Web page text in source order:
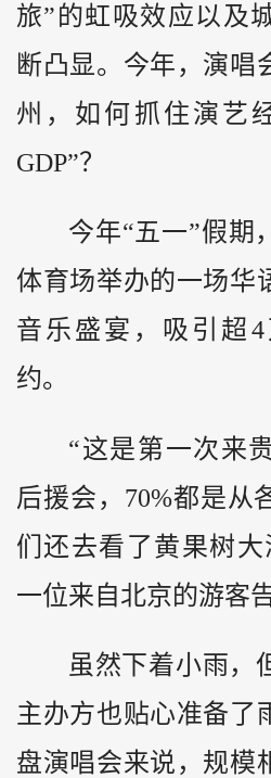
旅”的虹吸效应以及
断凸显。今年，演唱
州，如何抓住演艺
GDP”？
今年“五一”假期
体育场举办的一场华
音乐盛宴，吸引超
约。
“这是第一次来
后援会，70%都是从
们还去看了黄果树
一位来自北京的游客
虽然下着小雨，
主办方也贴心准备了
盘演唱会来说，规模